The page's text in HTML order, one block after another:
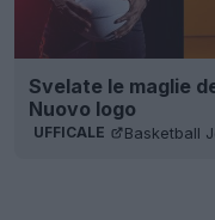
Svelate le maglie
Nuovo logo
UFFICALE Basketball